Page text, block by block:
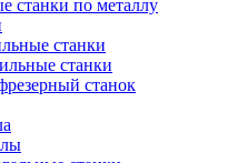
станки по металлу
станки
станки
станок